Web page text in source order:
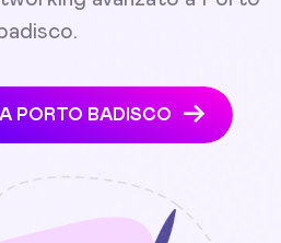
PORTO BADISCO